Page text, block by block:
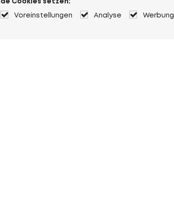
Cookies setzen:
Voreinstellungen Analyse Werbung